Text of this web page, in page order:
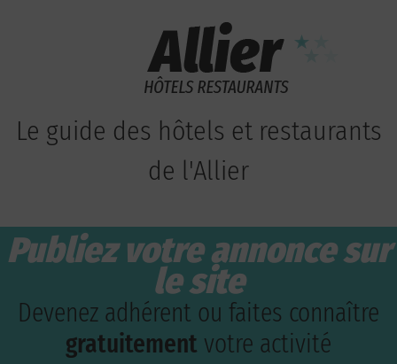
Le guide des hôtels et restaurants
de l'Allier
Publiez votre annonce sur
le site
Devenez adhérent ou faites connaître
gratuitement votre activité